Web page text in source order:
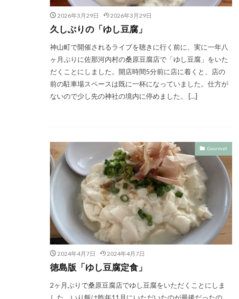
2026年3月29日 2026年3月29日
久しぶりの「ゆし豆腐」
神山町で開催されるライブを聴きに行く前に、実に一年八
ヶ月ぶりに佐那河内村の桑原豆腐店で「ゆし豆腐」をいた
だくことにしました。開店時間5分前に店に着くと、店の
前の駐車場スペースは既に一杯になっていました。仕方が
ないので少し先の神社の境内に停めました。 […]
Gourmet
2024年4月7日 2024年4月7日
徳島版「ゆし豆腐定食」
2ヶ月ぶりで桑原豆腐店でゆし豆腐をいただくことにしま
した。いり飯は昨年11月にいただいたのが最後だったの